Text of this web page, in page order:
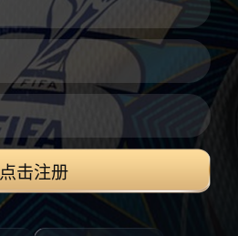
点击注册